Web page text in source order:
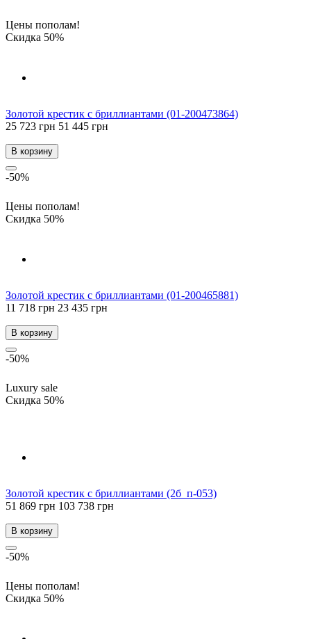
Цены пополам!
Скидка 50%
Золотой крестик с бриллиантами (01-200473864)
25 723 грн 51 445 грн
В корзину
-50%
Цены пополам!
Скидка 50%
Золотой крестик с бриллиантами (01-200465881)
11 718 грн 23 435 грн
В корзину
-50%
Luxury sale
Скидка 50%
Золотой крестик с бриллиантами (2б_п-053)
51 869 грн 103 738 грн
В корзину
-50%
Цены пополам!
Скидка 50%